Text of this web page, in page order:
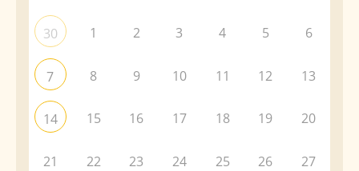
30 1 2 3 4 5 6
7 8 9 10 11 12 13
14 15 16 17 18 19 20
21 22 23 24 25 26 27